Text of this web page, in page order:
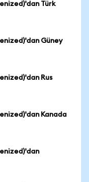
Türk
Güney
Rus
Kanada